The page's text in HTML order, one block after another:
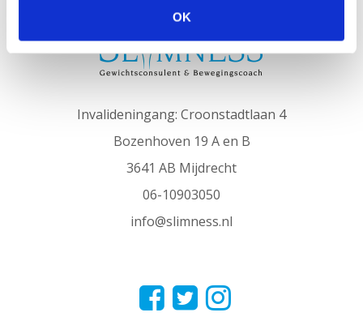
OK
Invalideningang: Croonstadtlaan 4
Bozenhoven 19 A en B
3641 AB Mijdrecht
06-10903050
info@slimness.nl